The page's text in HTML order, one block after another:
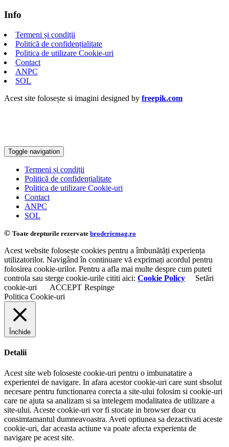
Info
Termeni și condiții
Politică de confidențialitate
Politica de utilizare Cookie-uri
Contact
ANPC
SOL
Acest site folosește si imagini designed by freepik.com
Toggle navigation
Termeni și condiții
Politică de confidențialitate
Politica de utilizare Cookie-uri
Contact
ANPC
SOL
© Toate drepturile rezervate broderiemag.ro
Acest website folosește cookies pentru a îmbunătăți experiența
utilizatorilor. Navigând în continuare vă exprimați acordul pentru
folosirea cookie-urilor. Pentru a afla mai multe despre cum puteti
controla sau sterge cookie-urile cititi aici: Cookie Policy
Setări
cookie-uri
ACCEPT Respinge
Politica Cookie-uri
Închide
Detalii
Acest site web foloseste cookie-uri pentru o imbunatatire a
experientei de navigare. In afara acestor cookie-uri care sunt sbsolut
necesare pentru functionarea corecta a site-ului folosim si cookie-uri
care ne ajuta sa analizam si sa intelegem modalitatea de utilizare a
site-ului. Aceste cookie-uri vor fi stocate in browser doar cu
consimtamantul dumneavoastra. Aveti optiunea sa dezactivati aceste
cookie-uri, dar aceasta actiune va poate afecta experienta de
navigare pe acest site.